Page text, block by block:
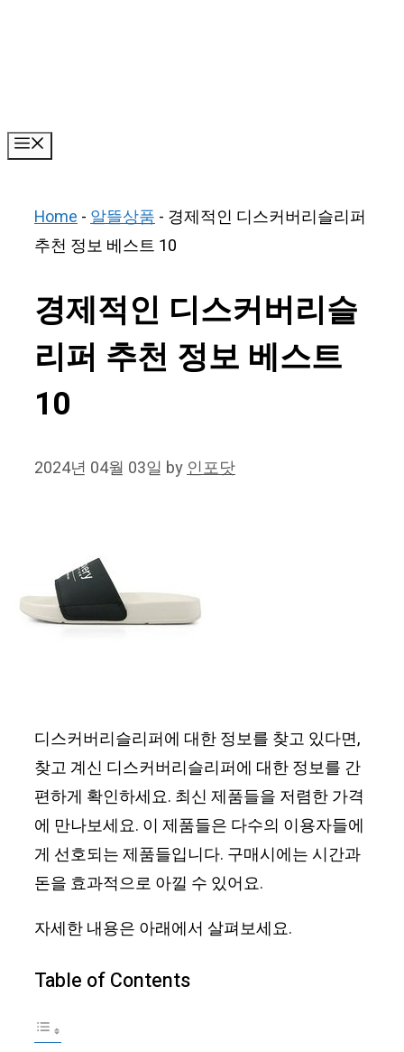
Home-알뜰상품- 경제적인 디스커버리슬리퍼
추천 정보 베스트 10
경제적인 디스커버리슬
리퍼 추천 정보 베스트
10
2024년 04월 03일 by인포닷
디스커버리슬리퍼에 대한 정보를 찾고 있다면,
찾고 계신 디스커버리슬리퍼에 대한 정보를 간
편하게 확인하세요. 최신 제품들을 저렴한 가격
에 만나보세요. 이 제품들은 다수의 이용자들에
게 선호되는 제품들입니다. 구매시에는 시간과
돈을 효과적으로 아낄 수 있어요.
자세한 내용은 아래에서 살펴보세요.
Table of Contents